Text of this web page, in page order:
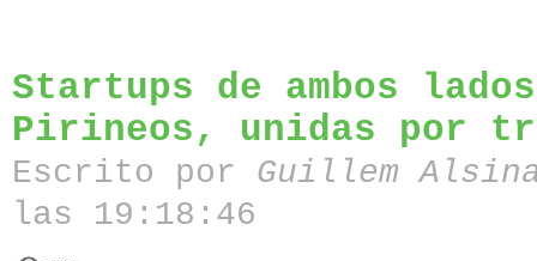
Startups de ambos
Pirineos, unidas por
Escrito por Guillem
las 19:18:46